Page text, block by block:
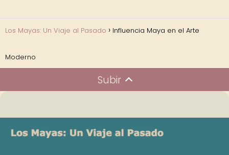
Los Mayas: Un Viaje al Pasado Influencia Maya en el Arte
Moderno
Subir